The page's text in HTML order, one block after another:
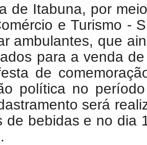
de Itabuna, por
e Turismo -
ambulantes, que
para a venda
de
política no
será
de bebidas e no dia